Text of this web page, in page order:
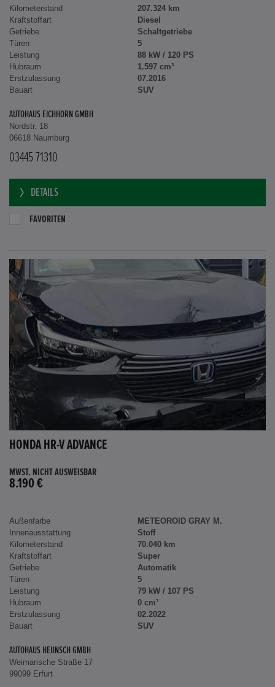
Kilometerstand
207.324 km
Kraftstoffart
Diesel
Getriebe
Schaltgetriebe
Türen
5
Leistung
88 kW / 120 PS
Hubraum
1.597 cm³
Erstzulassung
07.2016
Bauart
SUV
AUTOHAUS EICHHORN GMBH
Nordstr. 18
06618 Naumburg
03445 71310
DETAILS
FAVORITEN
HONDA HR-V ADVANCE
MWST. NICHT AUSWEISBAR
8.190 €
Außenfarbe
METEOROID GRAY M.
Innenausstattung
Stoff
Kilometerstand
70.040 km
Kraftstoffart
Super
Getriebe
Automatik
Türen
5
Leistung
79 kW / 107 PS
Hubraum
0 cm³
Erstzulassung
02.2022
Bauart
SUV
AUTOHAUS HEUNSCH GMBH
Weimarische Straße 17
99099 Erfurt